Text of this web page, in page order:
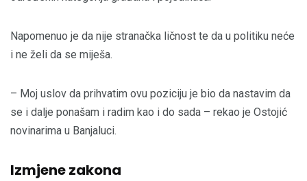
Napomenuo je da nije stranačka ličnost te da u politiku neće
i ne želi da se miješa.
– Moj uslov da prihvatim ovu poziciju je bio da nastavim da
se i dalje ponašam i radim kao i do sada – rekao je Ostojić
novinarima u Banjaluci.
Izmjene zakona